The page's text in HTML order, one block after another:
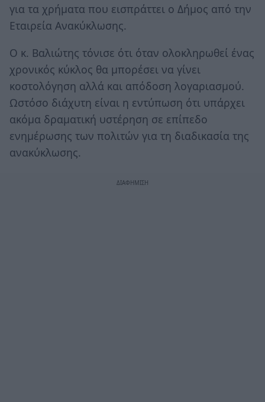
για τα χρήματα που εισπράττει ο Δήμος από την
Εταιρεία Ανακύκλωσης.
Ο κ. Βαλιώτης τόνισε ότι όταν ολοκληρωθεί ένας
χρονικός κύκλος θα μπορέσει να γίνει
κοστολόγηση αλλά και απόδοση λογαριασμού.
Ωστόσο διάχυτη είναι η εντύπωση ότι υπάρχει
ακόμα δραματική υστέρηση σε επίπεδο
ενημέρωσης των πολιτών για τη διαδικασία της
ανακύκλωσης.